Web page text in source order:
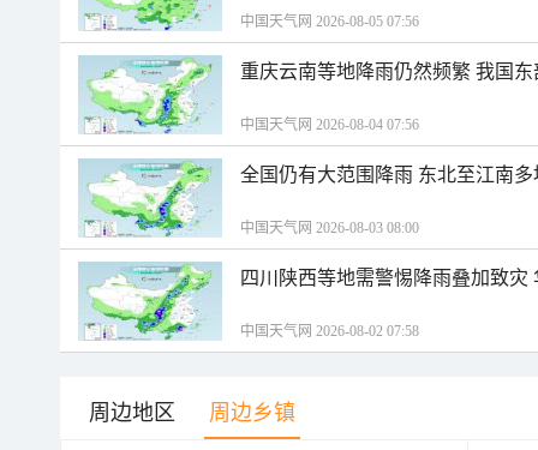
中国天气网 2026-08-05 07:56
重庆云南等地降雨仍然频繁 我国
中国天气网 2026-08-04 07:56
全国仍有大范围降雨 东北至江南
中国天气网 2026-08-03 08:00
四川陕西等地需警惕降雨叠加致
中国天气网 2026-08-02 07:58
周边地区 周边乡镇